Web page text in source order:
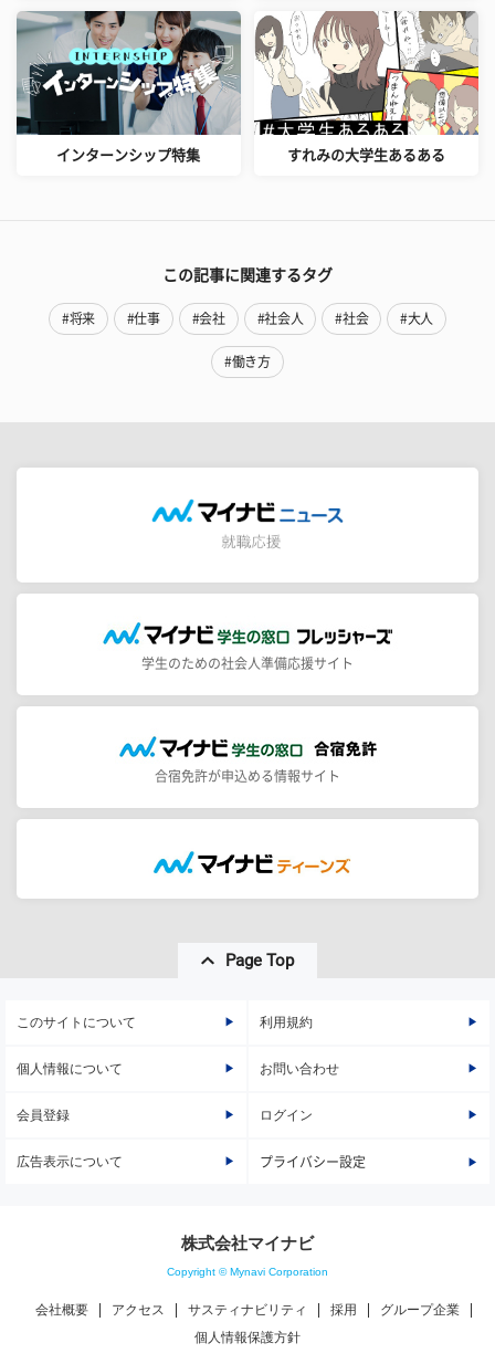
インターンシップ特集 すれみの大学生あるある
この記事に関連するタグ
#将来 #仕事 #会社 #社会人 #社会 #大人
#働き方
学生のための社会人準備応援サイト
合宿免許が申込める情報サイト
Page Top
このサイトについて 利用規約
個人情報について お問い合わせ
会員登録 ログイン
広告表示について プライバシー設定
株式会社マイナビ
Copyright © Mynavi Corporation
会社概要 アクセス サスティナビリティ 採用
グループ企業
個人情報保護方針